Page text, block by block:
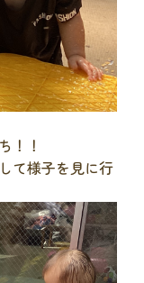
！！
て様子を見に行